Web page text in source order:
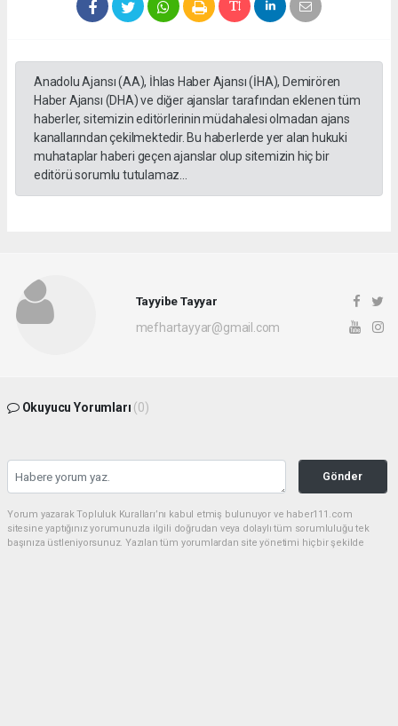
Anadolu Ajansı (AA), İhlas Haber Ajansı (İHA), Demirören
Haber Ajansı (DHA) ve diğer ajanslar tarafından eklenen tüm
haberler, sitemizin editörlerinin müdahalesi olmadan ajans
kanallarından çekilmektedir. Bu haberlerde yer alan hukuki
muhataplar haberi geçen ajanslar olup sitemizin hiç bir
editörü sorumlu tutulamaz...
Tayyibe Tayyar
mefhartayyar@gmail.com
Okuyucu Yorumları (0)
Gönder
Yorum yazarak Topluluk Kuralları’nı kabul etmiş bulunuyor ve haber111.com
sitesine yaptığınız yorumunuzla ilgili doğrudan veya dolaylı tüm sorumluluğu tek
başınıza üstleniyorsunuz. Yazılan tüm yorumlardan site yönetimi hiçbir şekilde